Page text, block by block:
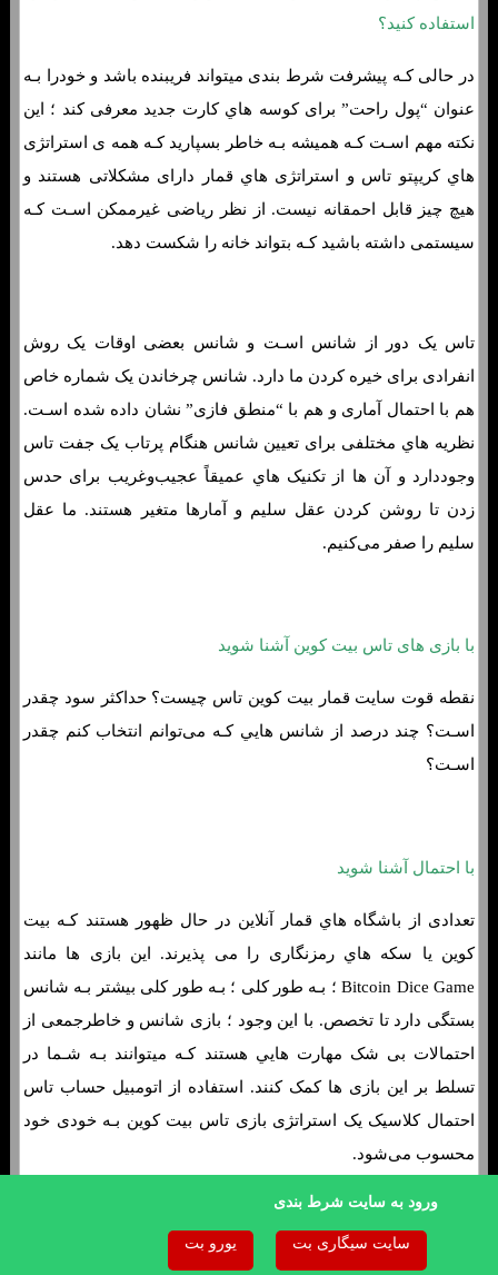
استفاده کنید؟
در حالی کـه پیشرفت شرط بندی میتواند فریبنده باشد و خودرا بـه
عنوان “پول راحت” برای کوسه هاي‌ کارت جدید معرفی کند ؛ این
نکته مهم اسـت کـه همیشه بـه خاطر بسپارید کـه همه ی استراتژی
هاي‌ کریپتو تاس و استراتژی هاي‌ قمار دارای مشکلاتی هستند و
هیچ چیز قابل احمقانه نیست. از نظر ریاضی غیرممکن اسـت کـه
سیستمی داشته باشید کـه بتواند خانه را شکست دهد.
تاس یک دور از شانس اسـت و شانس بعضی اوقات یک روش
انفرادی برای خیره کردن ما دارد. شانس چرخاندن یک شماره خاص
هم با احتمال آماری و هم با “منطق فازی” نشان داده شده اسـت.
نظریه هاي‌ مختلفی برای تعیین شانس هنگام پرتاب یک جفت تاس
وجوددارد و آن ها از تکنیک هاي‌ عمیقاً عجیب‌وغریب برای حدس
زدن تا روشن کردن عقل سلیم و آمارها متغیر هستند. ما عقل
سلیم را صفر می‌کنیم.
با بازی های تاس بیت کوین آشنا شوید
نقطه قوت سایت قمار بیت کوین تاس چیست؟ حداکثر سود چقدر
اسـت؟ چند درصد از شانس هایي کـه می‌توانم انتخاب کنم چقدر
اسـت؟
با احتمال آشنا شوید
تعدادی از باشگاه هاي‌ قمار آنلاین در حال ظهور هستند کـه بیت
کوین یا سکه هاي‌ رمزنگاری را می پذیرند. این بازی ها مانند
Bitcoin Dice Game ؛ بـه طور کلی ؛ بـه طور کلی بیشتر بـه شانس
بستگی دارد تا تخصص. با این وجود ؛ بازی شانس و خاطرجمعی از
احتمالات بی شک مهارت هایي هستند کـه میتوانند بـه شـما در
تسلط بر این بازی ها کمک کنند. استفاده از اتومبیل حساب تاس
احتمال کلاسیک یک استراتژی بازی تاس بیت کوین بـه خودی خود
محسوب می‌شود.
برای هدف تعیین شده بازی کنید
ورود به سایت شرط بندی
سایت سیگاری بت یورو بت